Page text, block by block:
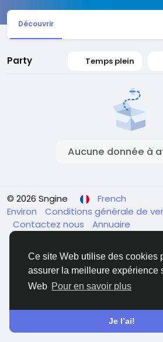
Ce site Web utilise des cookies
assurer la meilleure expérience
Web Pour en savoir plus
Je l’ai!
Découvrir
Party Temps plein
Aucune donnée à
© 2026 Sngine
French
Environ
Conditions générale de
Contactez nous
Annuaire